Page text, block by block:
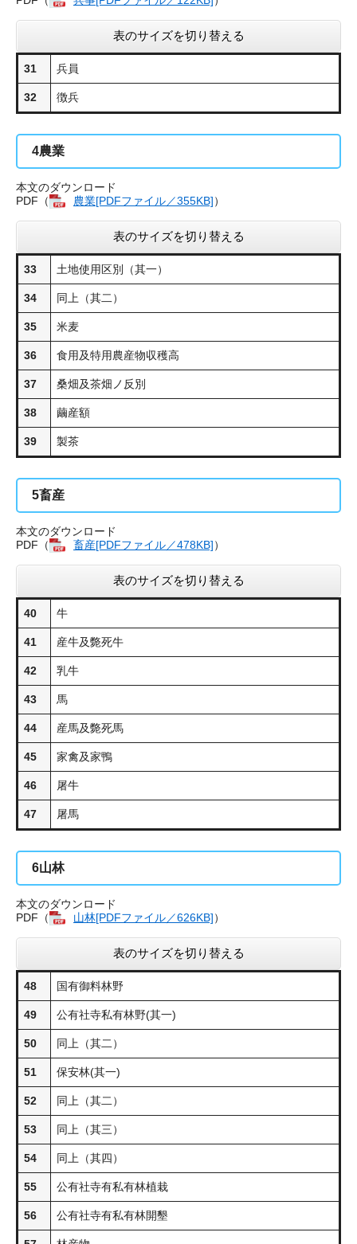
表のサイズを切り替える
31 兵員
32 徴兵
4農業
本文のダウンロード
PDF（
農業[PDFファイル／355KB]​）
表のサイズを切り替える
33 土地使用区別（其一）
34 同上（其二）
35 米麦
36 食用及特用農産物収穫高
37 桑畑及茶畑ノ反別
38 繭産額
39 製茶
5畜産
本文のダウンロード
PDF（
畜産[PDFファイル／478KB]​）
表のサイズを切り替える
40 牛
41 産牛及斃死牛
42 乳牛
43 馬
44 産馬及斃死馬
45 家禽及家鴨
46 屠牛
47 屠馬
6山林
本文のダウンロード
PDF（
山林[PDFファイル／626KB]​）
表のサイズを切り替える
48 国有御料林野
49 公有社寺私有林野(其一)
50 同上（其二）
51 保安林(其一)
52 同上（其二）
53 同上（其三）
54 同上（其四）
55 公有社寺有私有林植栽
56 公有社寺有私有林開墾